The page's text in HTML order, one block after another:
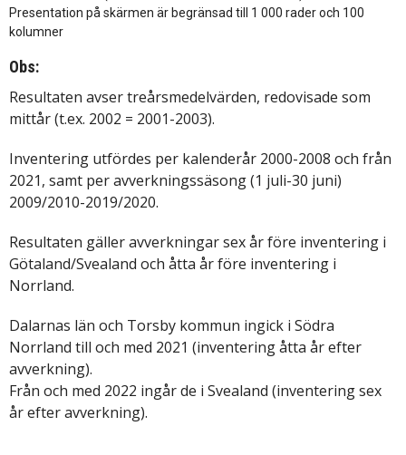
Presentation på skärmen är begränsad till 1 000 rader och 100
kolumner
Obs:
Resultaten avser treårsmedelvärden, redovisade som
mittår (t.ex. 2002 = 2001-2003).
Inventering utfördes per kalenderår 2000-2008 och från
2021, samt per avverkningssäsong (1 juli-30 juni)
2009/2010-2019/2020.
Resultaten gäller avverkningar sex år före inventering i
Götaland/Svealand och åtta år före inventering i
Norrland.
Dalarnas län och Torsby kommun ingick i Södra
Norrland till och med 2021 (inventering åtta år efter
avverkning).
Från och med 2022 ingår de i Svealand (inventering sex
år efter avverkning).